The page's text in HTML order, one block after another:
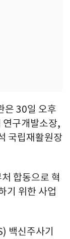
은 30일 오후
연구개발소장,
국립재활원장
합동으로 혁
기 위한 사업
백신주사기